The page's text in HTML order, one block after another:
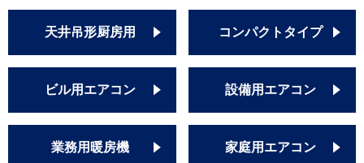
天井吊形厨房用 コンパクトタイプ
ビル用エアコン 設備用エアコン
業務用暖房機 家庭用エアコン